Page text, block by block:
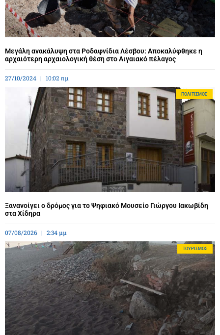
Μεγάλη ανακάλυψη στα Ροδαφνίδια Λέσβου: Αποκαλύφθηκε η
αρχαιότερη αρχαιολογική θέση στο Αιγαιακό πέλαγος
27/10/2024 10:02 πμ
ΠΟΛΙΤΙΣΜΌΣ
Ξανανοίγει ο δρόμος για το Ψηφιακό Μουσείο Γιώργου Ιακωβίδη
στα Χίδηρα
07/08/2026 2:34 μμ
ΤΟΥΡΙΣΜΌΣ